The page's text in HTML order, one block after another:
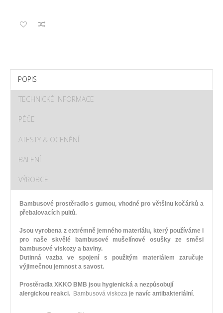
POPIS
TECHNICKÉ INFORMACE
PÉČE
ATESTY & OCENĚNÍ
BALENÍ
VÝROBCE
Bambusové prostěradlo s gumou, vhodné pro většinu kočárků a
přebalovacích pultů.
Jsou vyrobena z extrémně jemného materiálu, který používáme i
pro naše skvělé bambusové mušelínové osušky ze směsi
bambusové viskozy a bavlny.
Dutinná vazba ve spojení s použitým materiálem zaručuje
výjimečnou jemnost a savost.
Prostěradla XKKO BMB jsou hygienická a nezpůsobují
alergickou reakci. Bambusová viskoza je navíc antibakteriální.